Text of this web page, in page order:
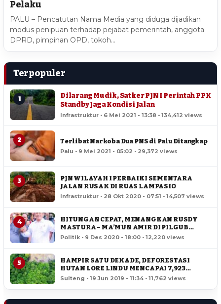
Pelaku
PALU – Pencatutan Nama Media yang diduga dijadikan
modus penipuan terhadap pejabat pemerintah, anggota
DPRD, pimpinan OPD, tokoh…
Terpopuler
1
Dilarang Mudik, Satker PJN I Perintah PPK
Standby Jaga Kondisi Jalan
Infrastruktur • 6 Mei 2021 - 13:38 • 134,412 views
2 Terlibat Narkoba Dua PNS di Palu Ditangkap
Palu • 9 Mei 2021 - 05:02 • 29,372 views
3
PJN WILAYAH I PERBAIKI SEMENTARA
JALAN RUSAK DI RUAS LAMPASIO
Infrastruktur • 28 Okt 2020 - 07:51 • 14,507 views
4
HITUNGAN CEPAT, MENANGKAN RUSDY
MASTURA – MA’MUN AMIR DI PILGUB
SULTENG
Politik • 9 Des 2020 - 18:00 • 12,220 views
5
HAMPIR SATU DEKADE, DEFORESTASI
HUTAN LORE LINDU MENCAPAI 7,923
HEKTAR
Sulteng • 19 Jun 2019 - 11:34 • 11,762 views